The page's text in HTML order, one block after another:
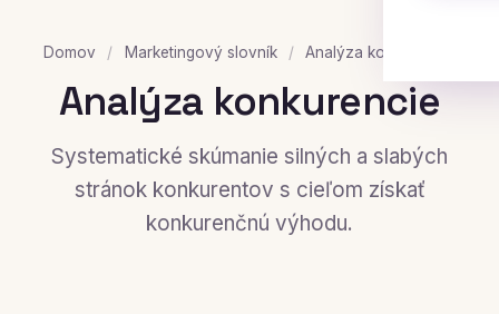
Domov / Marketingový slovník / Analýza konkurencie
Analýza konkurencie
Systematické skúmanie silných a slabých
stránok konkurentov s cieľom získať
konkurenčnú výhodu.